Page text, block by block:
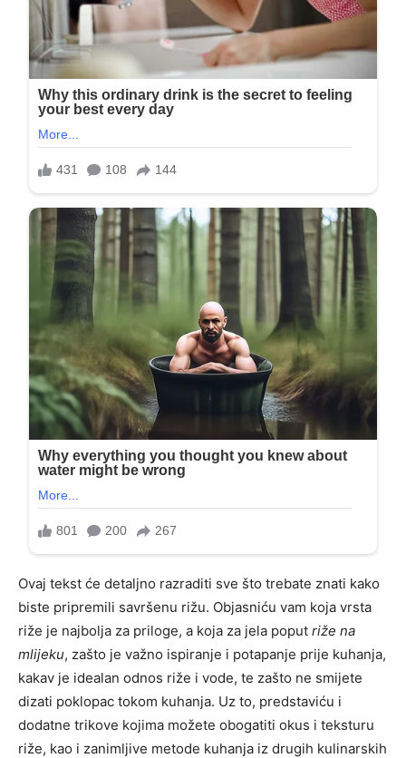
Ovaj tekst će detaljno razraditi sve što trebate znati kako
biste pripremili savršenu rižu. Objasniću vam koja vrsta
riže je najbolja za priloge, a koja za jela poput riže na
mlijeku, zašto je važno ispiranje i potapanje prije kuhanja,
kakav je idealan odnos riže i vode, te zašto ne smijete
dizati poklopac tokom kuhanja. Uz to, predstaviću i
dodatne trikove kojima možete obogatiti okus i teksturu
riže, kao i zanimljive metode kuhanja iz drugih kulinarskih